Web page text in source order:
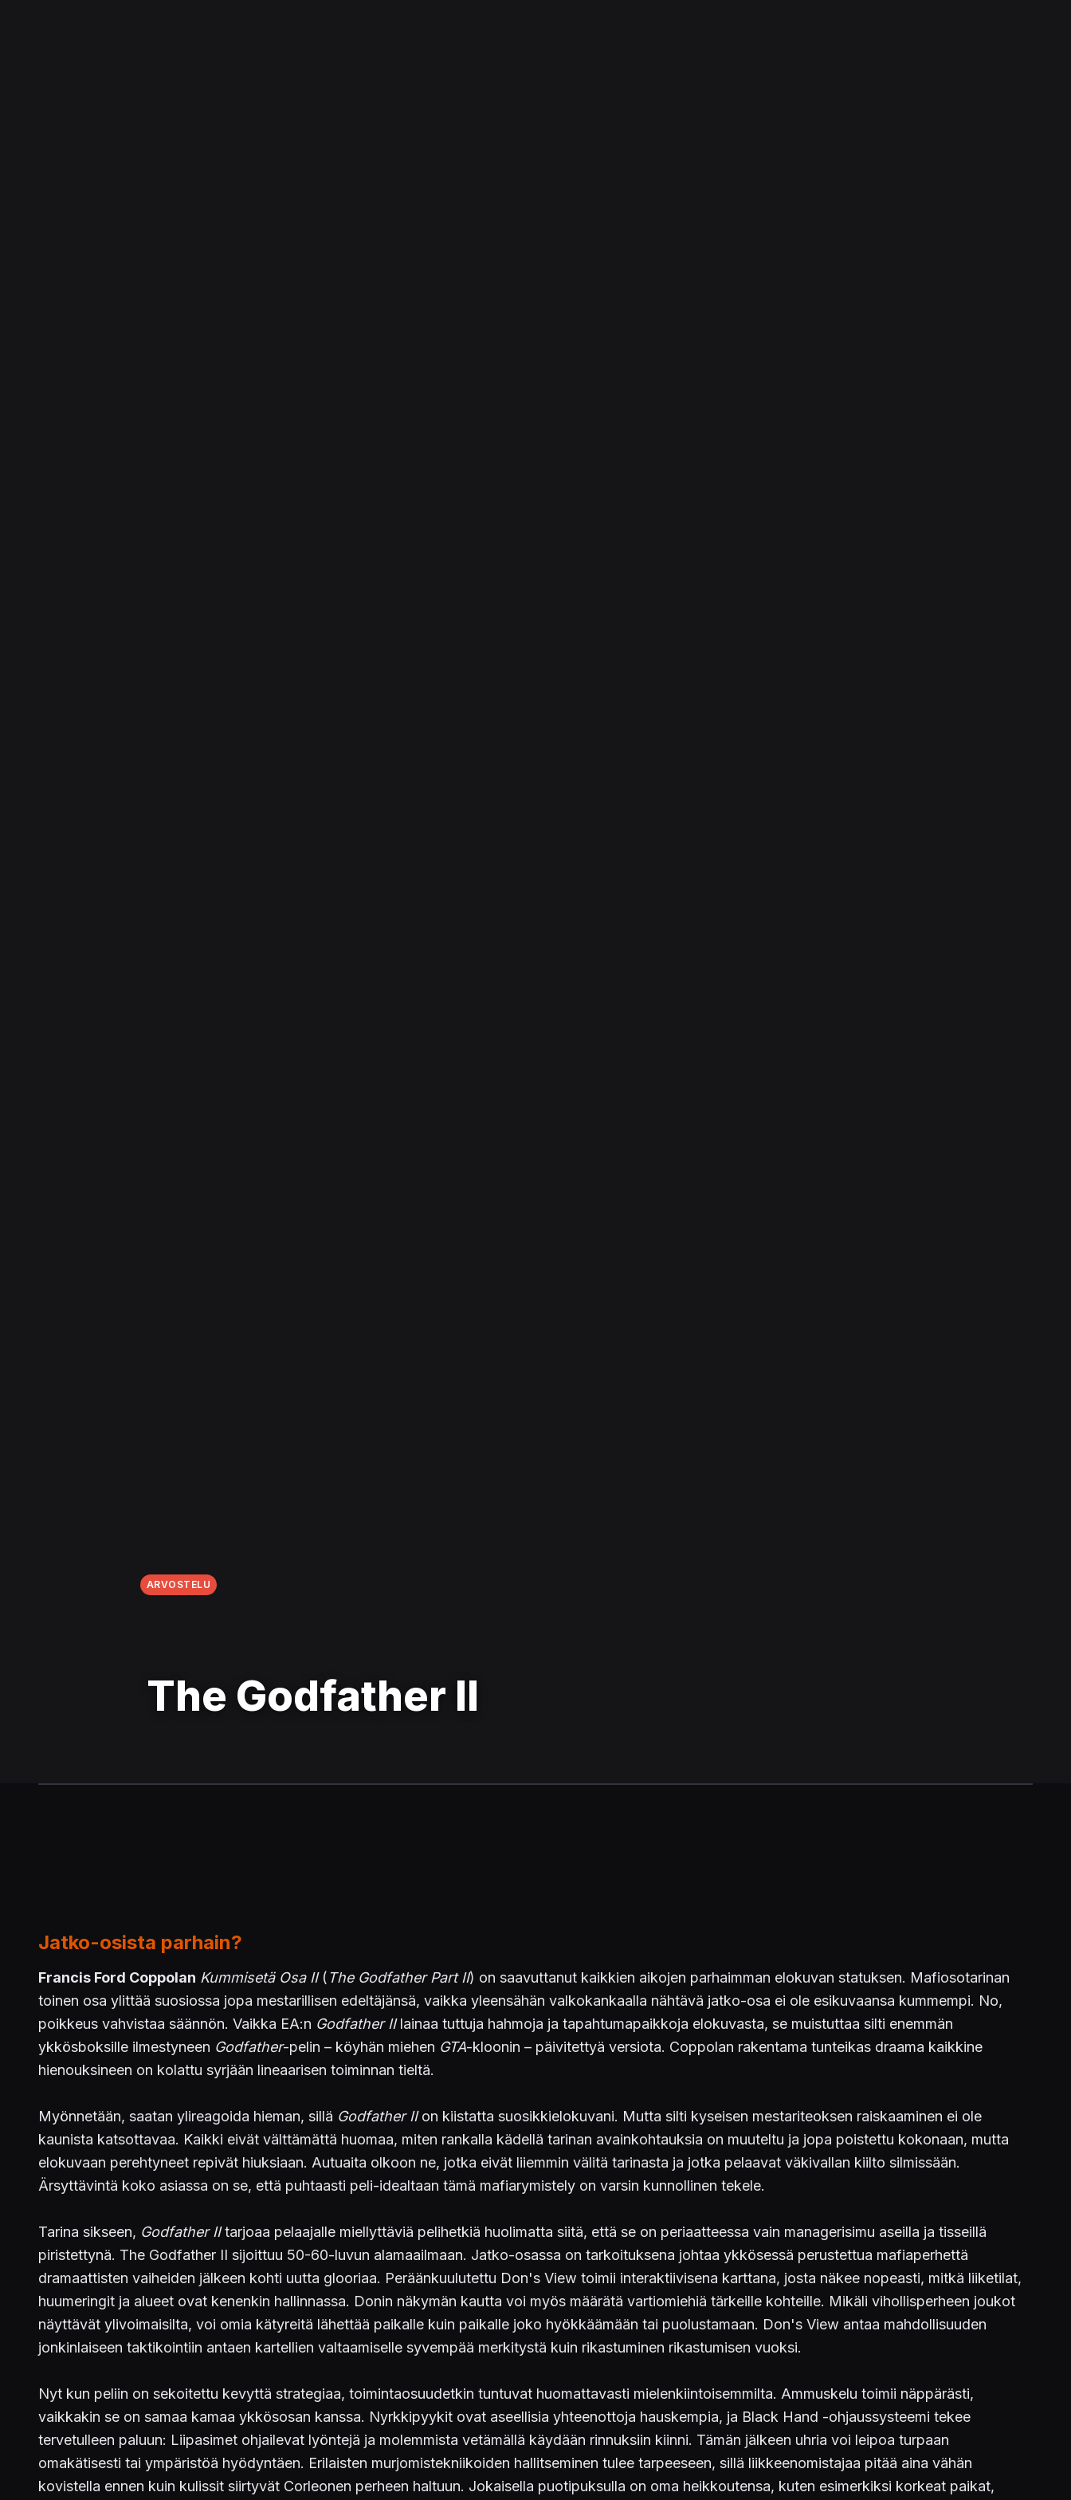
ARVOSTELU
The Godfather II
Jatko-osista parhain?
Francis Ford Coppolan Kummisetä Osa II( The Godfather Part II) on saavuttanut kaikkien aikojen parhaimman elokuvan statuksen. Mafiosotarinan
toinen osa ylittää suosiossa jopa mestarillisen edeltäjänsä, vaikka yleensähän valkokankaalla nähtävä jatko-osa ei ole esikuvaansa kummempi. No,
poikkeus vahvistaa säännön. Vaikka EA:n Godfather IIlainaa tuttuja hahmoja ja tapahtumapaikkoja elokuvasta, se muistuttaa silti enemmän
ykkösboksille ilmestyneen Godfather-pelin – köyhän miehen GTA-kloonin – päivitettyä versiota. Coppolan rakentama tunteikas draama kaikkine
hienouksineen on kolattu syrjään lineaarisen toiminnan tieltä.
Myönnetään, saatan ylireagoida hieman, sillä Godfather IIon kiistatta suosikkielokuvani. Mutta silti kyseisen mestariteoksen raiskaaminen ei ole
kaunista katsottavaa. Kaikki eivät välttämättä huomaa, miten rankalla kädellä tarinan avainkohtauksia on muuteltu ja jopa poistettu kokonaan, mutta
elokuvaan perehtyneet repivät hiuksiaan. Autuaita olkoon ne, jotka eivät liiemmin välitä tarinasta ja jotka pelaavat väkivallan kiilto silmissään.
Ärsyttävintä koko asiassa on se, että puhtaasti peli-idealtaan tämä mafiarymistely on varsin kunnollinen tekele.
Tarina sikseen, Godfather IItarjoaa pelaajalle miellyttäviä pelihetkiä huolimatta siitä, että se on periaatteessa vain managerisimu aseilla ja tisseillä
piristettynä. The Godfather II sijoittuu 50-60-luvun alamaailmaan. Jatko-osassa on tarkoituksena johtaa ykkösessä perustettua mafiaperhettä
dramaattisten vaiheiden jälkeen kohti uutta glooriaa. Peräänkuulutettu Don's View toimii interaktiivisena karttana, josta näkee nopeasti, mitkä liiketilat,
huumeringit ja alueet ovat kenenkin hallinnassa. Donin näkymän kautta voi myös määrätä vartiomiehiä tärkeille kohteille. Mikäli vihollisperheen joukot
näyttävät ylivoimaisilta, voi omia kätyreitä lähettää paikalle kuin paikalle joko hyökkäämään tai puolustamaan. Don's View antaa mahdollisuuden
jonkinlaiseen taktikointiin antaen kartellien valtaamiselle syvempää merkitystä kuin rikastuminen rikastumisen vuoksi.
Nyt kun peliin on sekoitettu kevyttä strategiaa, toimintaosuudetkin tuntuvat huomattavasti mielenkiintoisemmilta. Ammuskelu toimii näppärästi,
vaikkakin se on samaa kamaa ykkösosan kanssa. Nyrkkipyykit ovat aseellisia yhteenottoja hauskempia, ja Black Hand -ohjaussysteemi tekee
tervetulleen paluun: Liipasimet ohjailevat lyöntejä ja molemmista vetämällä käydään rinnuksiin kiinni. Tämän jälkeen uhria voi leipoa turpaan
omakätisesti tai ympäristöä hyödyntäen. Erilaisten murjomistekniikoiden hallitseminen tulee tarpeeseen, sillä liikkeenomistajaa pitää aina vähän
kovistella ennen kuin kulissit siirtyvät Corleonen perheen haltuun. Jokaisella puotipuksulla on oma heikkoutensa, kuten esimerkiksi korkeat paikat,